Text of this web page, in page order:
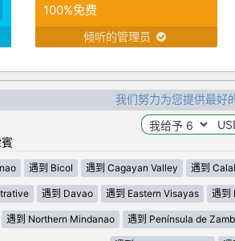
100%免费
倾听的管理员
我们努力为您提供最好
遇到 Bicol 遇到 Cagayan Valley 遇到
遇到 Davao 遇到 Eastern Visayas 遇到
遇到 Northern Mindanao 遇到 Península de